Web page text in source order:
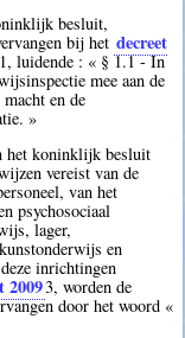
besluit,
bij het decreet
luidende : « § 1.1 - In
mee aan de
en de
»
het koninklijk besluit
vereist van de
van het
psychosociaal
lager,
en
inrichtingen
20093, worden de
door het woord «